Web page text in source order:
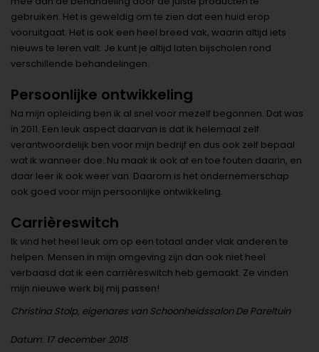
gebruiken. Het is geweldig om te zien dat een huid erop
vooruitgaat. Het is ook een heel breed vak, waarin altijd iets
nieuws te leren valt. Je kunt je altijd laten bijscholen rond
verschillende behandelingen.
Persoonlijke ontwikkeling
Na mijn opleiding ben ik al snel voor mezelf begonnen. Dat was
in 2011. Een leuk aspect daarvan is dat ik helemaal zelf
verantwoordelijk ben voor mijn bedrijf en dus ook zelf bepaal
wat ik wanneer doe. Nu maak ik ook af en toe fouten daarin, en
daar leer ik ook weer van. Daarom is het ondernemerschap
ook goed voor mijn persoonlijke ontwikkeling.
Carrièreswitch
Ik vind het heel leuk om op een totaal ander vlak anderen te
helpen. Mensen in mijn omgeving zijn dan ook niet heel
verbaasd dat ik een carrièreswitch heb gemaakt. Ze vinden
mijn nieuwe werk bij mij passen!
Christina Stolp, eigenares van Schoonheidssalon De Pareltuin
Datum: 17 december 2018